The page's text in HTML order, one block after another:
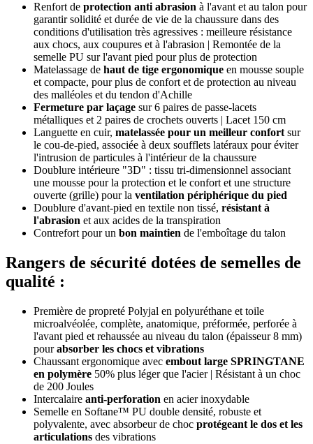
Renfort de protection anti abrasion à l'avant et au talon pour
garantir solidité et durée de vie de la chaussure dans des
conditions d'utilisation très agressives : meilleure résistance
aux chocs, aux coupures et à l'abrasion | Remontée de la
semelle PU sur l'avant pied pour plus de protection
Matelassage de haut de tige ergonomique en mousse souple
et compacte, pour plus de confort et de protection au niveau
des malléoles et du tendon d'Achille
Fermeture par laçage sur 6 paires de passe-lacets
métalliques et 2 paires de crochets ouverts | Lacet 150 cm
Languette en cuir, matelassée pour un meilleur confort sur
le cou-de-pied, associée à deux soufflets latéraux pour éviter
l'intrusion de particules à l'intérieur de la chaussure
Doublure intérieure "3D" : tissu tri-dimensionnel associant
une mousse pour la protection et le confort et une structure
ouverte (grille) pour la ventilation périphérique du pied
Doublure d'avant-pied en textile non tissé, résistant à
l'abrasion et aux acides de la transpiration
Contrefort pour un bon maintien de l'emboîtage du talon
Rangers de sécurité dotées de semelles de
qualité :
Première de propreté Polyjal en polyuréthane et toile
microalvéolée, complète, anatomique, préformée, perforée à
l'avant pied et rehaussée au niveau du talon (épaisseur 8 mm)
pourabsorber les chocs et vibrations
Chaussant ergonomique avec embout large SPRINGTANE
en polymère 50% plus léger que l'acier | Résistant à un choc
de 200 Joules
Intercalaire anti-perforation en acier inoxydable
Semelle en Softane™ PU double densité, robuste et
polyvalente, avec absorbeur de choc protégeant le dos et les
articulations des vibrations